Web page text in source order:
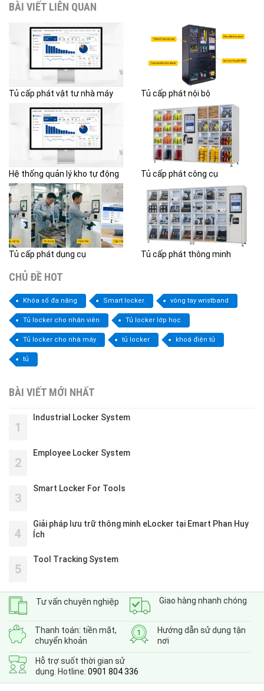
BÀI VIẾT LIÊN QUAN
Tủ cấp phát vật tư nhà máy Tủ cấp phát nội bộ
Hệ thống quản lý kho tự động Tủ cấp phát công cụ
Tủ cấp phát dụng cụ Tủ cấp phát thông minh
CHỦ ĐỀ HOT
Khóa số đa năng Smart locker vòng tay wristband
Tủ locker cho nhân viên Tủ locker lớp học
Tủ locker cho nhà máy tủ locker khoá điện tử
tủ
BÀI VIẾT MỚI NHẤT
1
Industrial Locker System
2
Employee Locker System
3
Smart Locker For Tools
4
Giải pháp lưu trữ thông minh eLocker tại Emart Phan Huy
Ích
5
Tool Tracking System
Tư vấn chuyên nghiệp Giao hàng nhanh chóng
Thanh toán: tiền mặt,
chuyển khoản
Hướng dẫn sử dụng tận
nơi
Hỗ trợ suốt thời gian sử
dụng. Hotline: 0901 804 336